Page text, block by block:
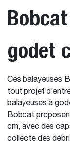
godet
Ces balayeuses
tout projet
balayeuses à
Bobcat
cm, avec des
collecte des